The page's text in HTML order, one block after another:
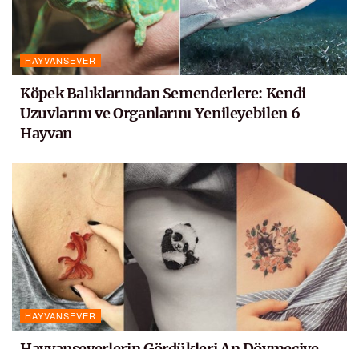
HAYVANSEVER
Köpek Balıklarından Semenderlere: Kendi
Uzuvlarını ve Organlarını Yenileyebilen 6
Hayvan
HAYVANSEVER